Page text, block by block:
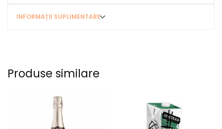
INFORMAȚII SUPLIMENTARE
Produse similare